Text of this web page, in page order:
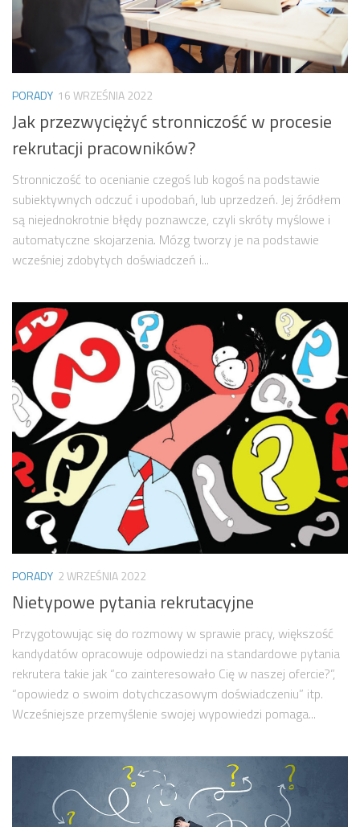
PORADY 16 WRZEŚNIA 2022
Jak przezwyciężyć stronniczość w procesie
rekrutacji pracowników?
Stronniczość to ocenianie czegoś lub kogoś na podstawie
subiektywnych odczuć i upodobań, lub uprzedzeń. Jej źródłem
są niejednokrotnie błędy poznawcze, czyli skróty myślowe i
automatyczne skojarzenia. Mózg tworzy je na podstawie
wcześniej zdobytych doświadczeń i...
PORADY 2 WRZEŚNIA 2022
Nietypowe pytania rekrutacyjne
Przygotowując się do rozmowy w sprawie pracy, większość
kandydatów opracowuje odpowiedzi na standardowe pytania
rekrutera takie jak “co zainteresowało Cię w naszej ofercie?”,
“opowiedz o swoim dotychczasowym doświadczeniu” itp.
Wcześniejsze przemyślenie swojej wypowiedzi pomaga...